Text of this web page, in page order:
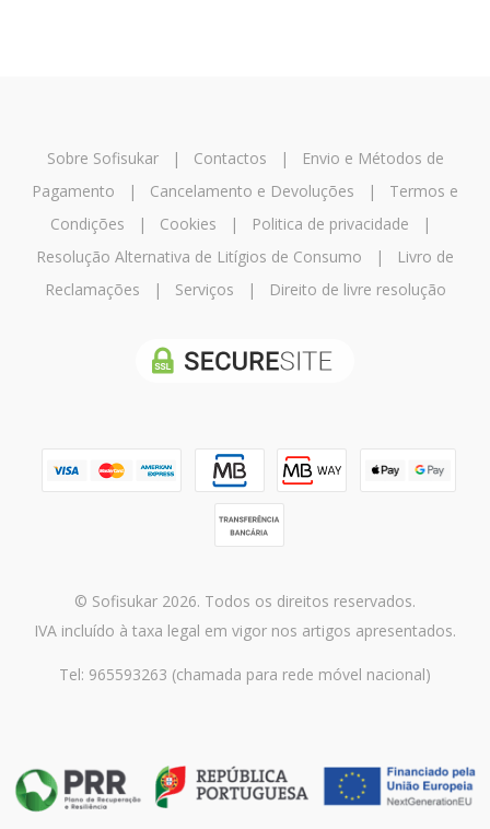
Sobre Sofisukar| Contactos |
Envio e Métodos de
Pagamento | Cancelamento e Devoluções | Termos e
Condições | Cookies | Politica de privacidade |
Resolução Alternativa de Litígios de Consumo |
Livro de
Reclamações | Serviços | Direito de livre resolução
© Sofisukar 2026. Todos os direitos reservados.
IVA incluído à taxa legal em vigor nos artigos apresentados.
Tel: 965593263 (chamada para rede móvel nacional)